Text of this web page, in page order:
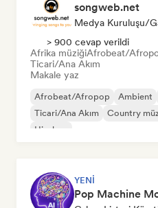
songweb.net
Medya Kuruluşu/
> 900 cevap verildi
Afrika müziğiAfrobeat/
Ticari/Ana Akım
Makale yaz
Afrobeat/Afropop Ambient
Ticari/Ana Akım
Country
Hip-hop
YENI